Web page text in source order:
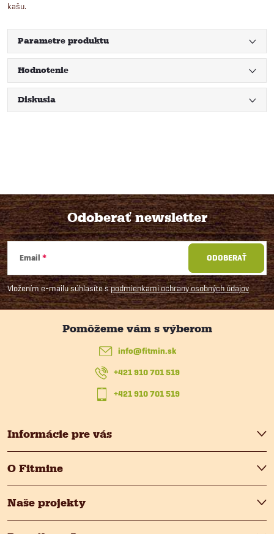
kašu.
Parametre produktu
Hodnotenie
Diskusia
Z
á
p
e
Odoberať newsletter
Email
Vložením e-mailu súhlasíte spodmienkami ochrany osobných údajov
ODOBERAŤ
Informácie pre vás
O Fitmine
Naše projekty
info@fitmin.sk
+421 910 701 519
+421 910 701 519